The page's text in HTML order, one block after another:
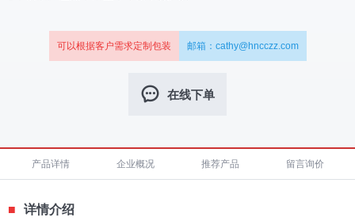
可以根据客户需求定制包装 邮箱：cathy@hncczz.com
在线下单
产品详情 企业概况 推荐产品 留言询价
■ 详情介绍